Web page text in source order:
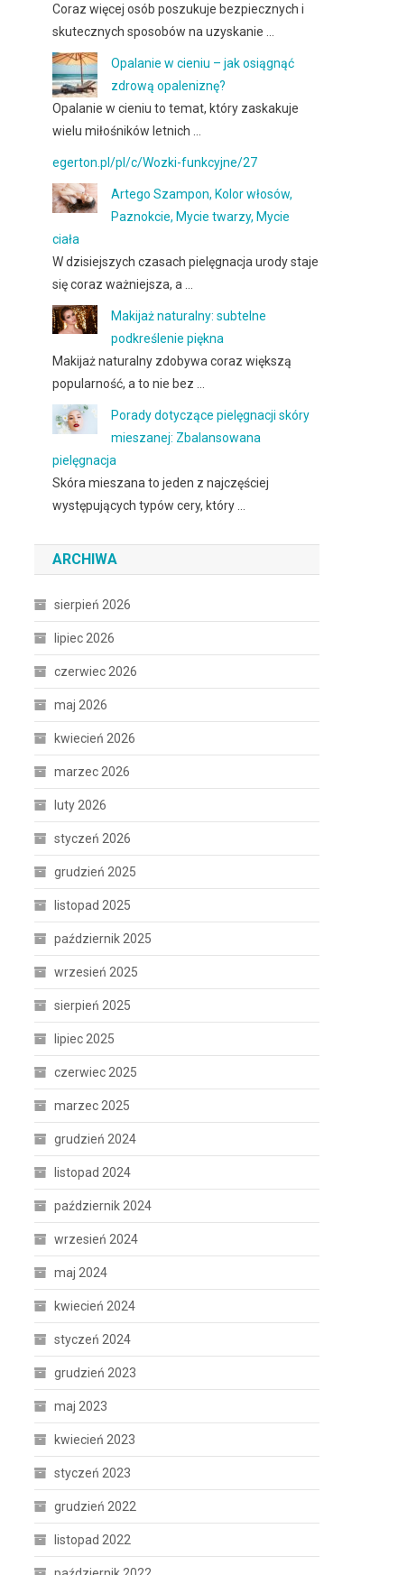
Coraz więcej osób poszukuje bezpiecznych i
skutecznych sposobów na uzyskanie …
Opalanie w cieniu – jak osiągnąć
zdrową opaleniznę?
Opalanie w cieniu to temat, który zaskakuje
wielu miłośników letnich …
egerton.pl/pl/c/Wozki-funkcyjne/27
Artego Szampon, Kolor włosów,
Paznokcie, Mycie twarzy, Mycie
ciała
W dzisiejszych czasach pielęgnacja urody staje
się coraz ważniejsza, a …
Makijaż naturalny: subtelne
podkreślenie piękna
Makijaż naturalny zdobywa coraz większą
popularność, a to nie bez …
Porady dotyczące pielęgnacji skóry
mieszanej: Zbalansowana
pielęgnacja
Skóra mieszana to jeden z najczęściej
występujących typów cery, który …
ARCHIWA
sierpień 2026
lipiec 2026
czerwiec 2026
maj 2026
kwiecień 2026
marzec 2026
luty 2026
styczeń 2026
grudzień 2025
listopad 2025
październik 2025
wrzesień 2025
sierpień 2025
lipiec 2025
czerwiec 2025
marzec 2025
grudzień 2024
listopad 2024
październik 2024
wrzesień 2024
maj 2024
kwiecień 2024
styczeń 2024
grudzień 2023
maj 2023
kwiecień 2023
styczeń 2023
grudzień 2022
listopad 2022